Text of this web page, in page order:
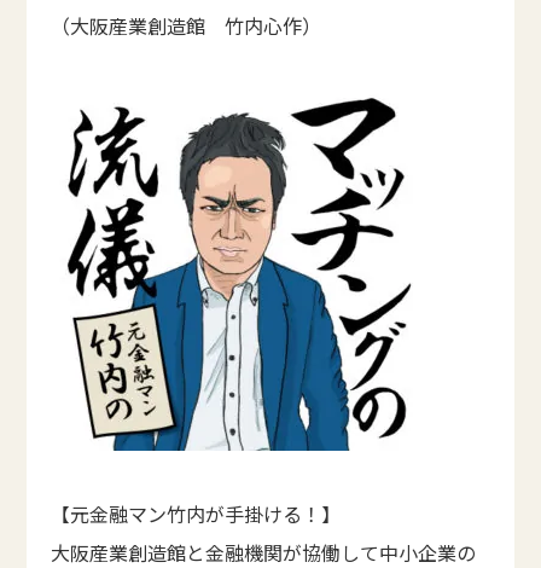
（大阪産業創造館 竹内心作）
【元金融マン竹内が手掛ける！】
大阪産業創造館と金融機関が協働して中小企業の